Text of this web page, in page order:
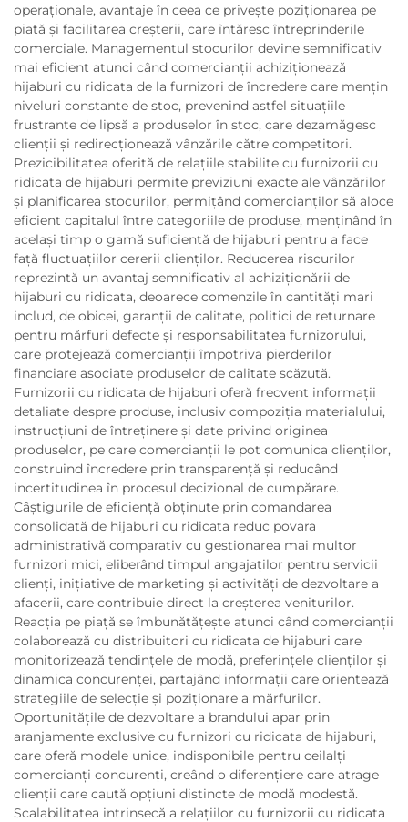
operaționale, avantaje în ceea ce privește poziționarea pe
piață și facilitarea creșterii, care întăresc întreprinderile
comerciale. Managementul stocurilor devine semnificativ
mai eficient atunci când comercianții achiziționează
hijaburi cu ridicata de la furnizori de încredere care mențin
niveluri constante de stoc, prevenind astfel situațiile
frustrante de lipsă a produselor în stoc, care dezamăgesc
clienții și redirecționează vânzările către competitori.
Prezicibilitatea oferită de relațiile stabilite cu furnizorii cu
ridicata de hijaburi permite previziuni exacte ale vânzărilor
și planificarea stocurilor, permițând comercianților să aloce
eficient capitalul între categoriile de produse, menținând în
același timp o gamă suficientă de hijaburi pentru a face
față fluctuațiilor cererii clienților. Reducerea riscurilor
reprezintă un avantaj semnificativ al achiziționării de
hijaburi cu ridicata, deoarece comenzile în cantități mari
includ, de obicei, garanții de calitate, politici de returnare
pentru mărfuri defecte și responsabilitatea furnizorului,
care protejează comercianții împotriva pierderilor
financiare asociate produselor de calitate scăzută.
Furnizorii cu ridicata de hijaburi oferă frecvent informații
detaliate despre produse, inclusiv compoziția materialului,
instrucțiuni de întreținere și date privind originea
produselor, pe care comercianții le pot comunica clienților,
construind încredere prin transparență și reducând
incertitudinea în procesul decizional de cumpărare.
Câștigurile de eficiență obținute prin comandarea
consolidată de hijaburi cu ridicata reduc povara
administrativă comparativ cu gestionarea mai multor
furnizori mici, eliberând timpul angajaților pentru servicii
clienți, inițiative de marketing și activități de dezvoltare a
afacerii, care contribuie direct la creșterea veniturilor.
Reacția pe piață se îmbunătățește atunci când comercianții
colaborează cu distribuitori cu ridicata de hijaburi care
monitorizează tendințele de modă, preferințele clienților și
dinamica concurenței, partajând informații care orientează
strategiile de selecție și poziționare a mărfurilor.
Oportunitățile de dezvoltare a brandului apar prin
aranjamente exclusive cu furnizori cu ridicata de hijaburi,
care oferă modele unice, indisponibile pentru ceilalți
comercianți concurenți, creând o diferențiere care atrage
clienții care caută opțiuni distincte de modă modestă.
Scalabilitatea intrinsecă a relațiilor cu furnizorii cu ridicata